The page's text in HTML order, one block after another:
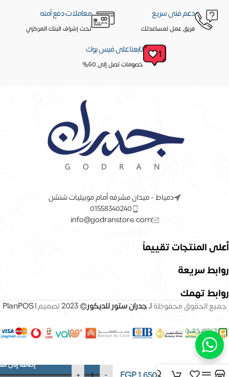
دعم فنى سريع
فريق عمل لمساعدتك
معاملات دفع آمنه
تحت إشراف البنك المركزي
تابعنا على فيس بوك
خصومات تصل إلى 60%
دمياط - ميدان مشرفه أمام موبيليات شنشن
01558340240
info@godranstore.com
أعلى المنتجات تقييماً
روابط سريعة
روابط تهمك
جميع الحقوق محفوظةلـجدران ستور للديكور© 2023 تصميم |PlanPOS
ورق حائط –
إضافة إلى